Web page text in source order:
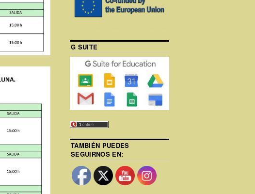
G SUITE
TAMBIÉN PUEDES
SEGUIRNOS EN: